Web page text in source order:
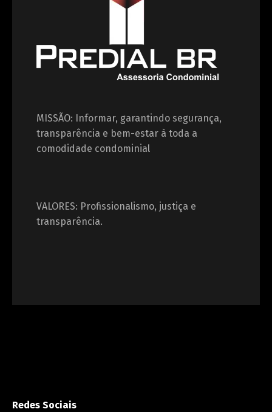
MISSÃO: Informar, garantindo segurança,
transparência e bem-estar à toda a
comodidade condominial
VALORES: Profissionalismo, justiça e
transparência.
Redes Sociais